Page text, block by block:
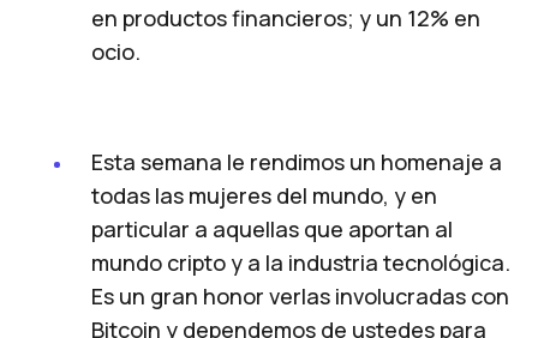
en productos financieros; y un 12% en
ocio.
Esta semana le rendimos un homenaje a
todas las mujeres del mundo, y en
particular a aquellas que aportan al
mundo cripto y a la industria tecnológica.
Es un gran honor verlas involucradas con
Bitcoin y dependemos de ustedes para